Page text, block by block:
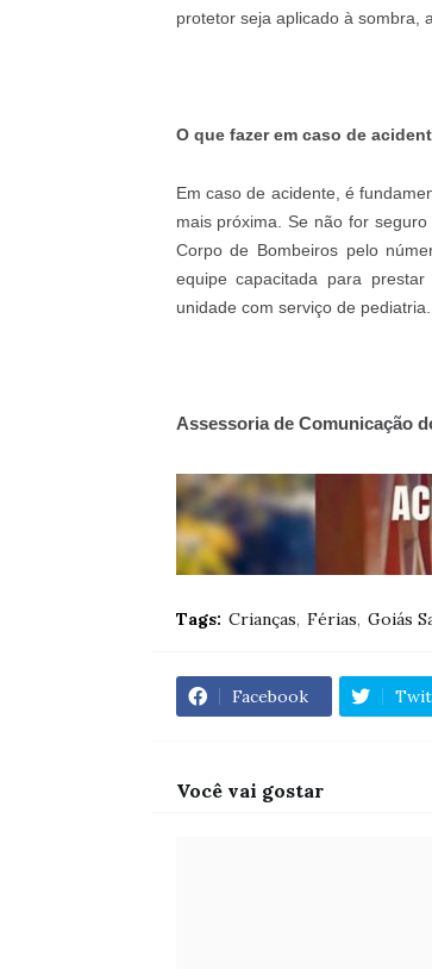
protetor seja aplicado à sombra,
O que fazer em caso de
Em caso de acidente, é
mais próxima. Se não for
Corpo de Bombeiros pelo
equipe capacitada para
unidade com serviço de pediatria.
Assessoria de Comunicação
Tags: Crianças Férias Goiás
Facebook
Você vai gostar